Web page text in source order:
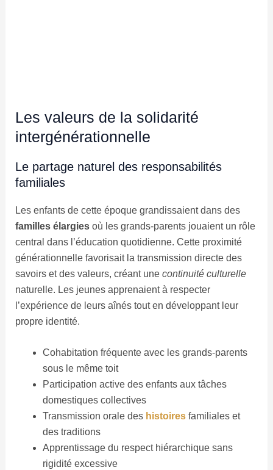
Les valeurs de la solidarité
intergénérationnelle
Le partage naturel des responsabilités
familiales
Les enfants de cette époque grandissaient dans des
familles élargiesoù les grands-parents jouaient un rôle
central dans l’éducation quotidienne. Cette proximité
générationnelle favorisait la transmission directe des
savoirs et des valeurs, créant une continuité culturelle
naturelle. Les jeunes apprenaient à respecter
l’expérience de leurs aînés tout en développant leur
propre identité.
Cohabitation fréquente avec les grands-parents
sous le même toit
Participation active des enfants aux tâches
domestiques collectives
Transmission orale des histoiresfamiliales et
des traditions
Apprentissage du respect hiérarchique sans
rigidité excessive